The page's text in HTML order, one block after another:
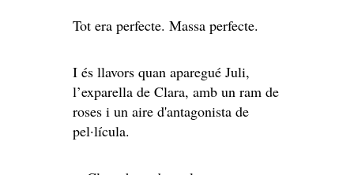
Tot era perfecte. Massa perfecte.
I és llavors quan aparegué Juli,
l’exparella de Clara, amb un ram de
roses i un aire d'antagonista de
pel·lícula.